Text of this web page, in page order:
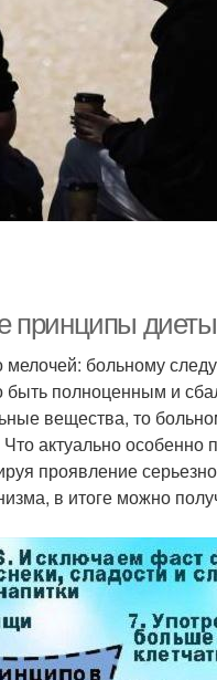
принципы диеты
больному
быть полноценным и
вещества, то
актуально особенно
проявление
в итоге можно